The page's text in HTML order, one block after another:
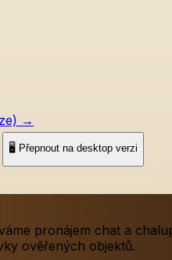
→
🖥️ Přepnout na desktop verzi
pronájem chat a
ověřených objektů.